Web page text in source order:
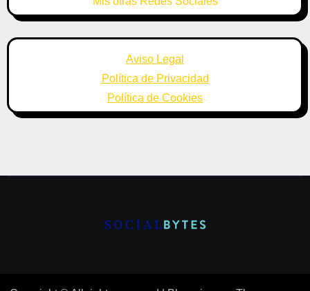
Aviso Legal
Política de Privacidad
Política de Cookies